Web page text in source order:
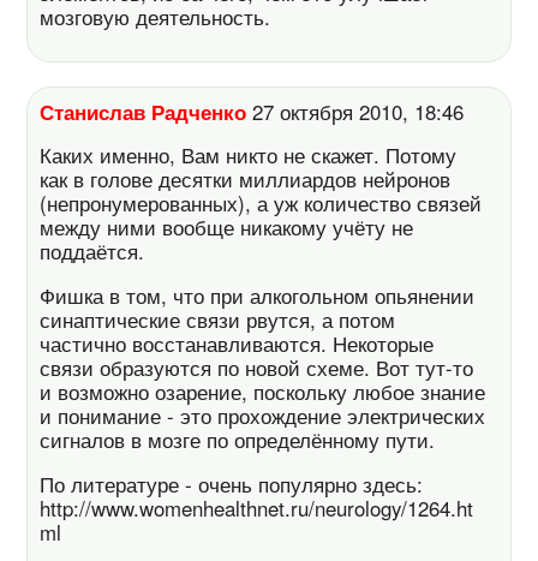
мозговую деятельность.
Станислав Радченко 27 октября 2010, 18:46
Каких именно, Вам никто не скажет. Потому
как в голове десятки миллиардов нейронов
(непронумерованных), а уж количество связей
между ними вообще никакому учёту не
поддаётся.
Фишка в том, что при алкогольном опьянении
синаптические связи рвутся, а потом
частично восстанавливаются. Некоторые
связи образуются по новой схеме. Вот тут-то
и возможно озарение, поскольку любое знание
и понимание - это прохождение электрических
сигналов в мозге по определённому пути.
По литературе - очень популярно здесь:
http://www.womenhealthnet.ru/neurology/1264.ht
ml